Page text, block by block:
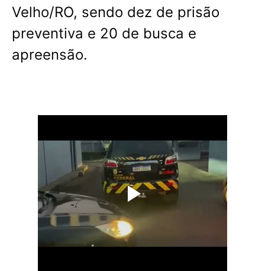
Velho/RO, sendo dez de prisão
preventiva e 20 de busca e
apreensão.